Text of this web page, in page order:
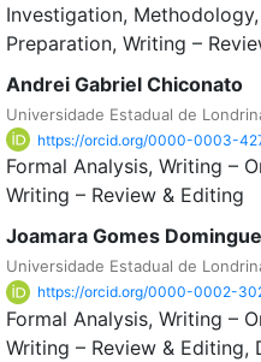
Investigation Methodology
Preparation Writing –
Andrei Gabriel Chiconato
Universidade Estadual de
https://orcid.org/0000-0003-
Formal Analysis Writing –
Writing – Review & Editing
Joamara Gomes
Universidade Estadual de
https://orcid.org/0000-0002-
Formal Analysis Writing –
Writing – Review & Editing